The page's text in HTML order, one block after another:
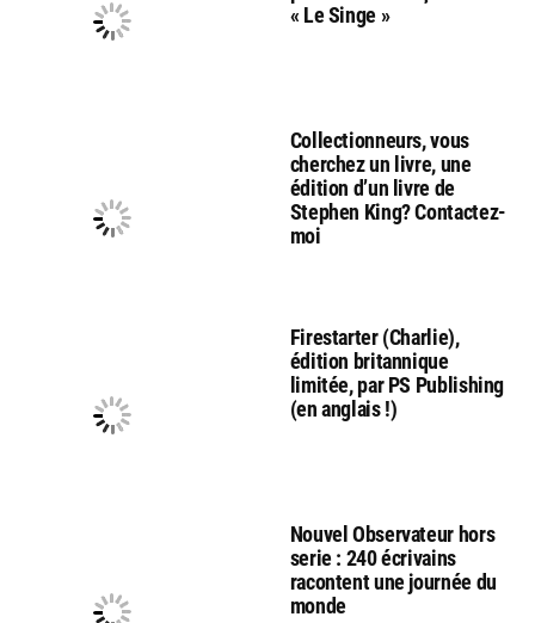
« Le Singe »
Collectionneurs, vous
cherchez un livre, une
édition d’un livre de
Stephen King? Contactez-
moi
Firestarter (Charlie),
édition britannique
limitée, par PS Publishing
(en anglais !)
Nouvel Observateur hors
serie : 240 écrivains
racontent une journée du
monde